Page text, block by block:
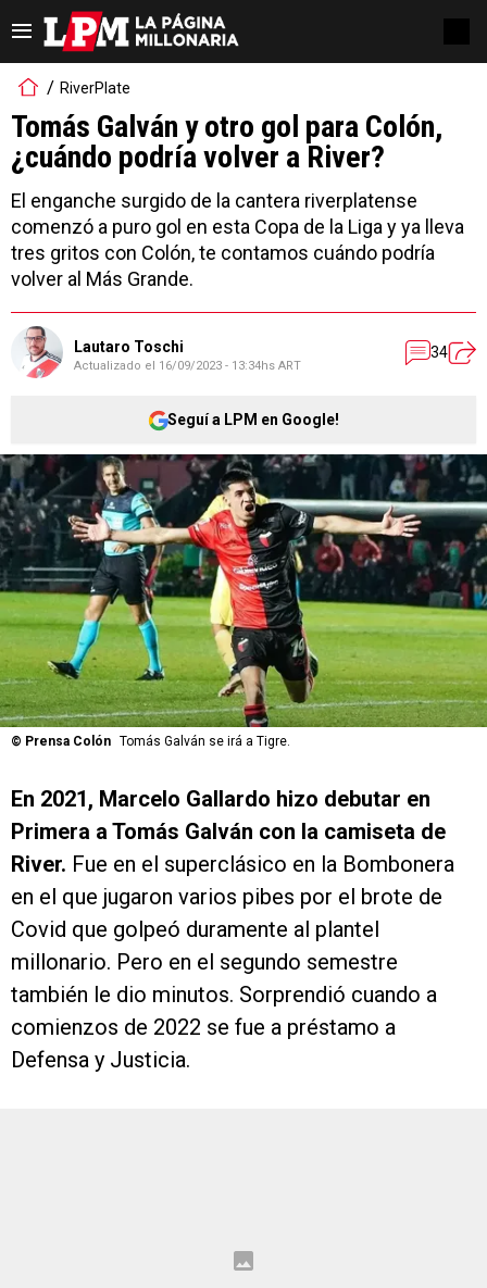
RiverPlate
Tomás Galván y otro gol para Colón,
¿cuándo podría volver a River?
El enganche surgido de la cantera riverplatense
comenzó a puro gol en esta Copa de la Liga y ya lleva
tres gritos con Colón, te contamos cuándo podría
volver al Más Grande.
Lautaro Toschi
Actualizado el 16/09/2023 - 13:34hs ART
34
Seguí a LPM en Google!
© Prensa Colón Tomás Galván se irá a Tigre.
En 2021, Marcelo Gallardo hizo debutar en
Primera a Tomás Galván con la camiseta de
River. Fue en el superclásico en la Bombonera
en el que jugaron varios pibes por el brote de
Covid que golpeó duramente al plantel
millonario. Pero en el segundo semestre
también le dio minutos. Sorprendió cuando a
comienzos de 2022 se fue a préstamo a
Defensa y Justicia.